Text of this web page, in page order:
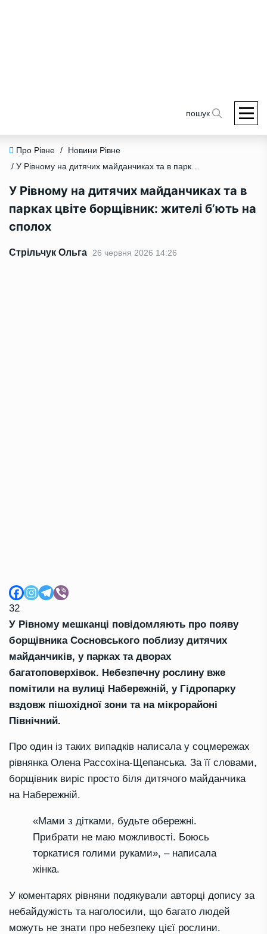
пошук
Про Рівне /
Новини Рівне
/ У Рівному на дитячих майданчиках та в парках цвіте борщівник: жителі б’ють на сполох
У Рівному на дитячих майданчиках та в
парках цвіте борщівник: жителі б’ють на
сполох
Стрільчук Ольга 26 червня 2026 14:26
32
У Рівному мешканці повідомляють про появу
борщівника Сосновського поблизу дитячих
майданчиків, у парках та дворах
багатоповерхівок. Небезпечну рослину вже
помітили на вулиці Набережній, у Гідропарку
вздовж пішохідної зони та на мікрорайоні
Північний.
Про один із таких випадків написала у соцмережах
рівнянка Олена Рассохіна-Щепанська. За її словами,
борщівник виріс просто біля дитячого майданчика
на Набережній.
«Мами з дітками, будьте обережні.
Прибрати не маю можливості. Боюсь
торкатися голими руками», – написала
жінка.
У коментарях рівняни подякували авторці допису за
небайдужість та наголосили, що багато людей
можуть не знати про небезпеку цієї рослини.